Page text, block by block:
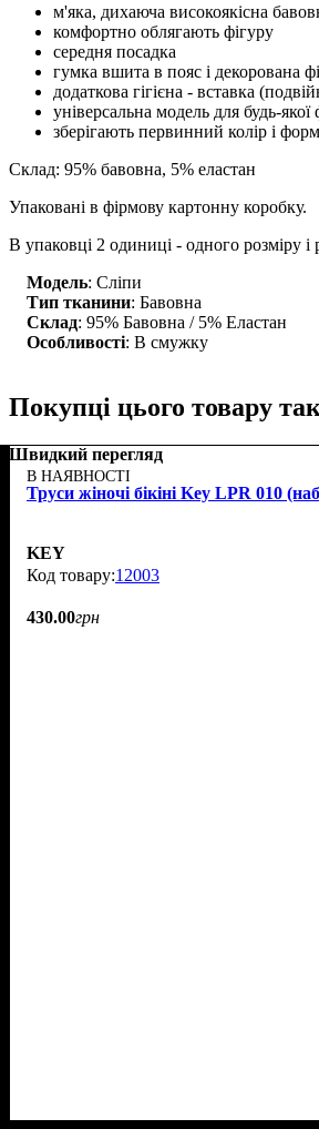
м'яка, дихаюча високоякісна
комфортно облягають фігуру
середня посадка
гумка вшита в пояс і декорована
додаткова гігієна - вставка
універсальна модель для будь-якої
зберігають первинний колір і
Склад: 95% бавовна, 5% еластан
Упаковані в фірмову картонну коробку.
В упаковці 2 одиниці - одного розміру і
Модель: Сліпи
Тип тканини: Бавовна
Склад: 95% Бавовна / 5% Еластан
Особливості: В смужку
Покупці цього товару
Швидкий перегляд
В НАЯВНОСТІ
Труси жіночі бікіні Key LPR 010
KEY
12003
430.00грн